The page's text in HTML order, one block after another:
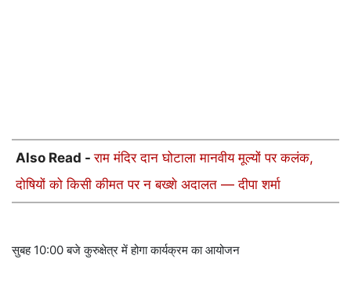
Also Read -राम मंदिर दान घोटाला मानवीय मूल्यों पर कलंक,
दोषियों को किसी कीमत पर न बख्शे अदालत — दीपा शर्मा
सुबह 10:00 बजे कुरुक्षेत्र में होगा कार्यक्रम का आयोजन